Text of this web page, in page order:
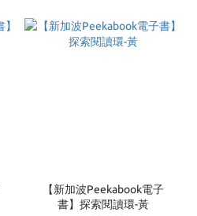
【新加波Peekabook電子
書】探索閱讀環-黃